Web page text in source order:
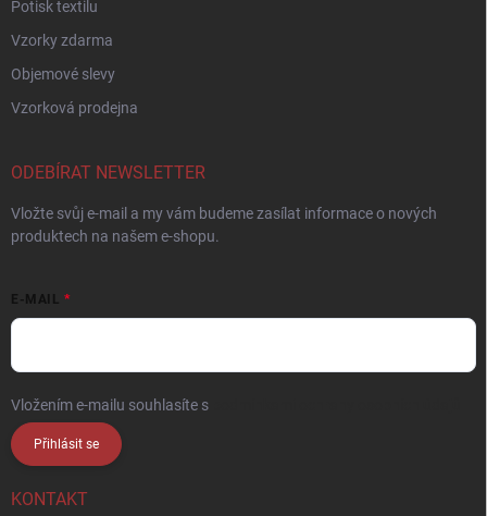
Potisk textilu
Vzorky zdarma
Objemové slevy
Vzorková prodejna
ODEBÍRAT NEWSLETTER
Vložte svůj e-mail a my vám budeme zasílat informace o nových
produktech na našem e-shopu.
E-MAIL
Vložením e-mailu souhlasíte s
Přihlásit se
KONTAKT